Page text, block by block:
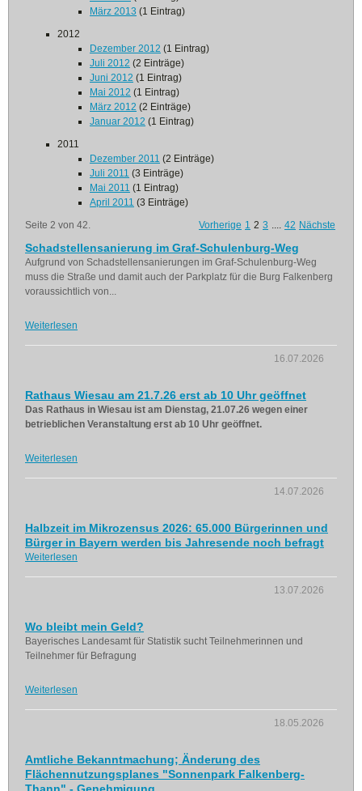
März 2013 (1 Eintrag)
2012
Dezember 2012 (1 Eintrag)
Juli 2012 (2 Einträge)
Juni 2012 (1 Eintrag)
Mai 2012 (1 Eintrag)
März 2012 (2 Einträge)
Januar 2012 (1 Eintrag)
2011
Dezember 2011 (2 Einträge)
Juli 2011 (3 Einträge)
Mai 2011 (1 Eintrag)
April 2011 (3 Einträge)
Seite 2 von 42.
Vorherige 1 2 3 .... 42 Nächste
Schadstellensanierung im Graf-Schulenburg-Weg
Aufgrund von Schadstellensanierungen im Graf-Schulenburg-Weg
muss die Straße und damit auch der Parkplatz für die Burg Falkenberg
voraussichtlich von...
Weiterlesen
16.07.2026
Rathaus Wiesau am 21.7.26 erst ab 10 Uhr geöffnet
Das Rathaus in Wiesau ist am Dienstag, 21.07.26 wegen einer
betrieblichen Veranstaltung erst ab 10 Uhr geöffnet.
Weiterlesen
14.07.2026
Halbzeit im Mikrozensus 2026: 65.000 Bürgerinnen und
Bürger in Bayern werden bis Jahresende noch befragt
Weiterlesen
13.07.2026
Wo bleibt mein Geld?
Bayerisches Landesamt für Statistik sucht Teilnehmerinnen und
Teilnehmer für Befragung
Weiterlesen
18.05.2026
Amtliche Bekanntmachung; Änderung des
Flächennutzungsplanes "Sonnenpark Falkenberg-